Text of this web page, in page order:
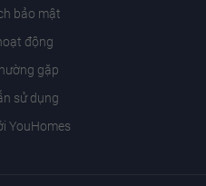
bảo mật
động
gặp
sử dụng
YouHomes